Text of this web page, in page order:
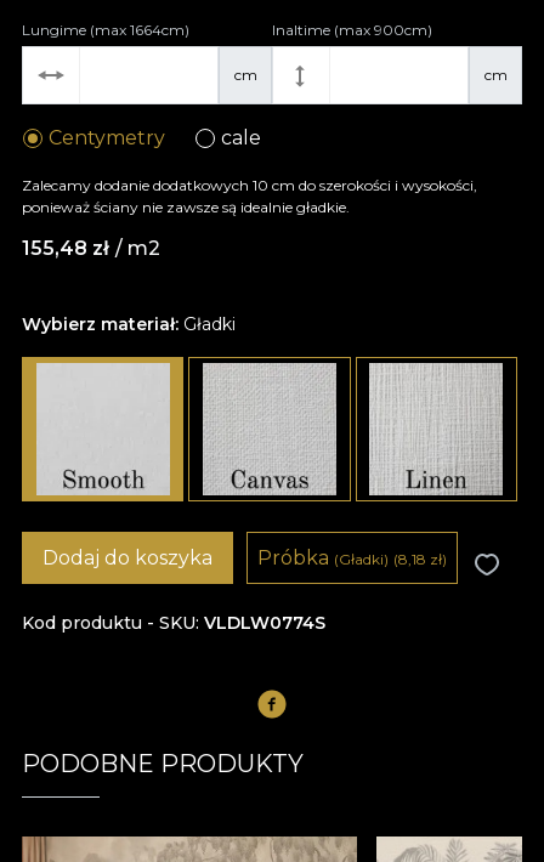
Wybierz materiał: Gładki
cm
Lungime (max 1664cm)
cm
Inaltime (max 900cm)
Centymetry cale
Zalecamy dodanie dodatkowych 10 cm do szerokości i wysokości,
ponieważ ściany nie zawsze są idealnie gładkie.
155,48 zł / m2
Kod produktu - SKU VLDLW0774S
Dodaj do koszyka Próbka (Gładki) (8,18 zł)
PODOBNE PRODUKTY